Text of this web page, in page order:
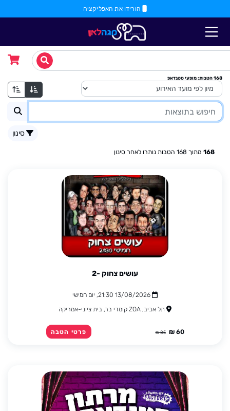
הורידו את האפליקציה
168הטבות: מופעי סטנדאפ
168 מתוך 168 הטבות נותרו לאחר סינון
עושים צחוק -2
13/08/2026 21:30, יום חמישי
תל אביב, ZOA קומדי בר, בית ציוני-אמריקה
60 ₪
85 ₪ פרטי הטבה